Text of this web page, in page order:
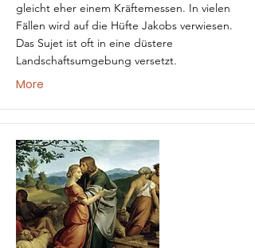
gleicht eher einem Kräftemessen. In vielen
Fällen wird auf die Hüfte Jakobs verwiesen.
Das Sujet ist oft in eine düstere
Landschaftsumgebung versetzt.
More